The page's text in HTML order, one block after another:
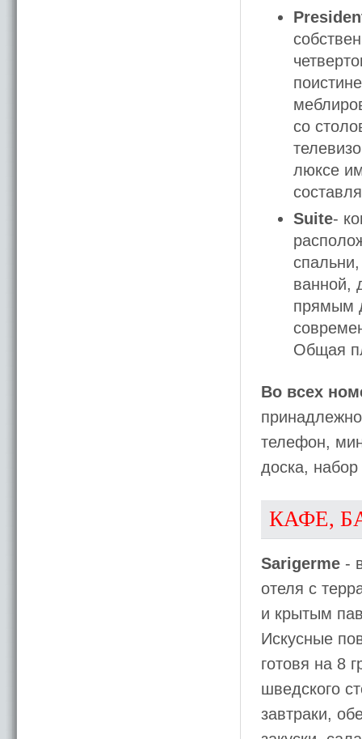
со
люксе
Suite-
ванной,
прямым
Общая
Во всех
телефон,
доска, набор
КАФЕ,
Sarigerme -
отеля с
и крытым
Искусные
готовя на 8
шведского
завтраки,